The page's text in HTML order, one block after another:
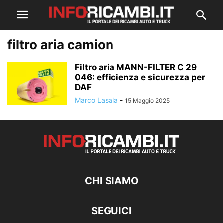
filtro aria camion
Filtro aria MANN-FILTER C 29
046: efficienza e sicurezza per
DAF
Marco Lasala - 15 Maggio 2025
CHI SIAMO
SEGUICI